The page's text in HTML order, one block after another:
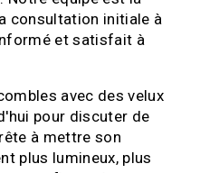
consultation initiale à
et satisfait à
avec des velux
pour discuter de
à mettre son
plus lumineux, plus